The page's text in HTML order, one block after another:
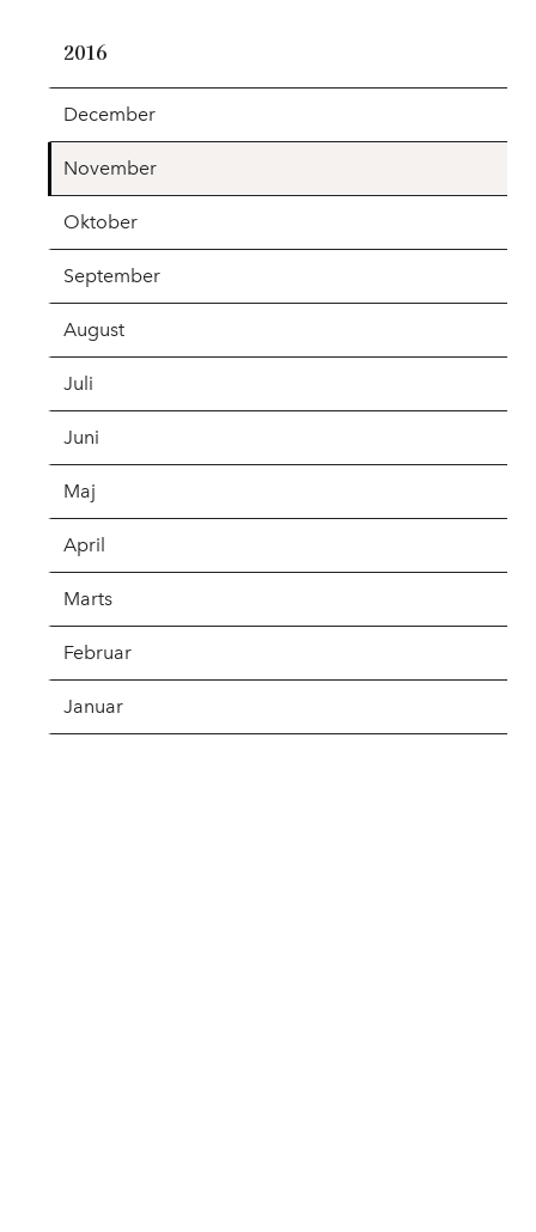
2016
December
November
Oktober
September
August
Juli
Juni
Maj
April
Marts
Februar
Januar